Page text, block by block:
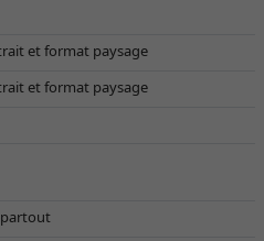
et format paysage
et format paysage
partout